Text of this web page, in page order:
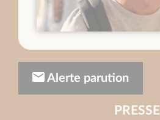
Alerte parution
PRESSE